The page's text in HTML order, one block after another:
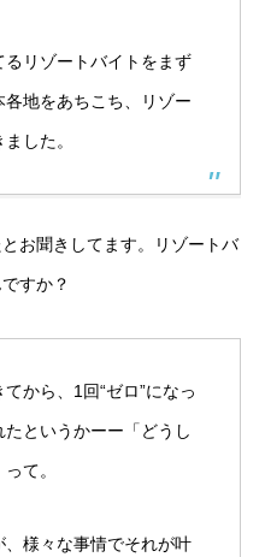
リゾートバイトをまず
地をあちこち、リゾー
した。
お聞きしてます。リゾートバ
すか？
から、1回“ゼロ”になっ
というかーー「どうし
て。
様々な事情でそれが叶